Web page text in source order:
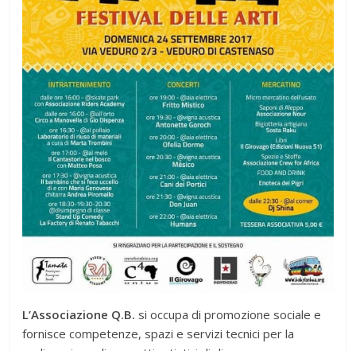
L’Associazione Q.B. si occupa di promozione sociale e
fornisce competenze, spazi e servizi tecnici per la